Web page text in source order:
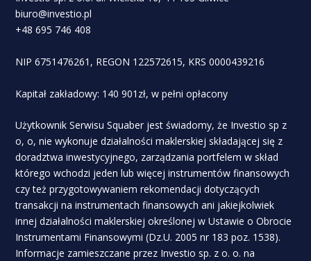
biuro@investio.pl
+48 695 746 408
NIP 6751476261, REGON 122572615, KRS 0000439216
Kapitał zakładowy: 140 901zł, w pełni opłacony
Użytkownik Serwisu Squaber jest świadomy, że Investio sp z
o, o, nie wykonuje działalności maklerskiej składającej się z
doradztwa inwestycyjnego, zarządzania portfelem w skład
którego wchodzi jeden lub więcej instrumentów finansowych
czy też przygotowywaniem rekomendacji dotyczących
transakcji na instrumentach finansowych ani jakiejkolwiek
innej działalności maklerskiej określonej w Ustawie o Obrocie
Instrumentami Finansowymi (Dz.U. 2005 nr 183 poz. 1538).
Informacje zamieszczane przez Investio sp. z o. o. na